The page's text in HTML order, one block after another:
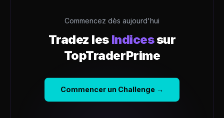
Commencez dès aujourd'hui
Tradez les Indicessur
TopTraderPrime
Commencer un Challenge →